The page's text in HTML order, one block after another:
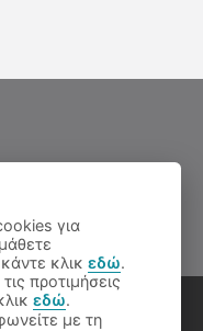
για
κλικ εδώ.
προτιμήσεις
εδώ.
με τη